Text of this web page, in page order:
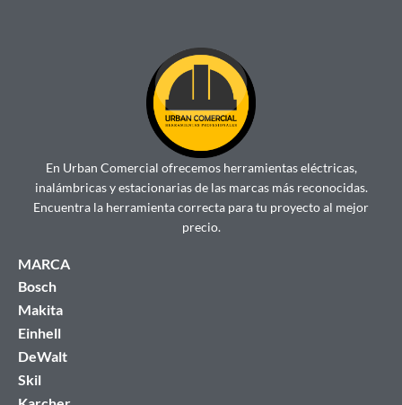
En Urban Comercial ofrecemos herramientas eléctricas,
inalámbricas y estacionarias de las marcas más reconocidas.
Encuentra la herramienta correcta para tu proyecto al mejor
precio.
MARCA
Bosch
Makita
Einhell
DeWalt
Skil